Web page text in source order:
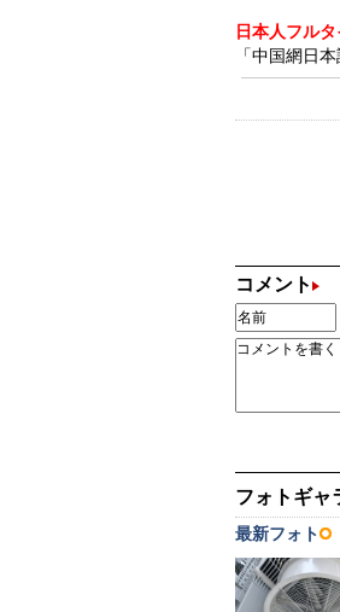
日本人フル
「中国網日
コメント